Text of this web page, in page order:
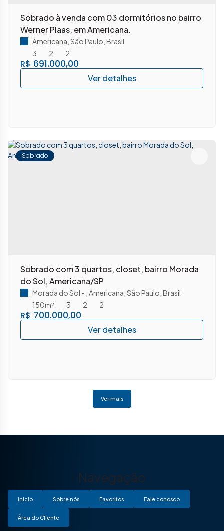
Sobrado à venda com 03 dormitórios no bairro
Werner Plaas, em Americana.
R$ 691.000,00
Americana São Paulo Brasil
3
2 2
Sobrado
Sobrado com 3 quartos, closet, bairro Morada
do Sol, Americana/SP
R$ 700.000,00
Morada do Sol Americana São Paulo Brasil
3
2
150m² 2
Navegação
Início Sobre nós Favoritos Fale conosco
Área do Cliente